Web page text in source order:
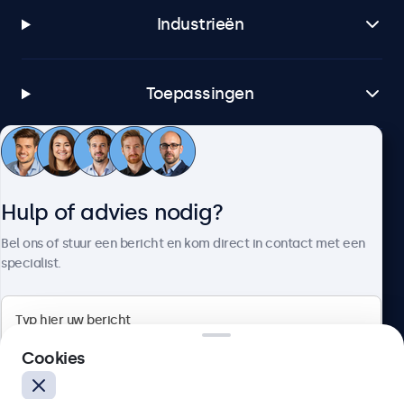
Industrieën
Toepassingen
Klantenservice
Hulp of advies nodig?
Bel ons of stuur een bericht en kom direct in contact met een
specialist.
Cookies